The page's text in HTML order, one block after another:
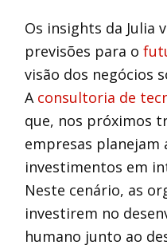
Os insights da Julia
previsões para o
visão dos negócios
A consultoria de
que, nos próximos
empresas planejam
investimentos em
Neste cenário, as
investirem no
humano junto ao